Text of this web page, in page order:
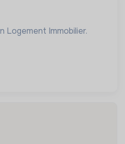
Logement Immobilier.